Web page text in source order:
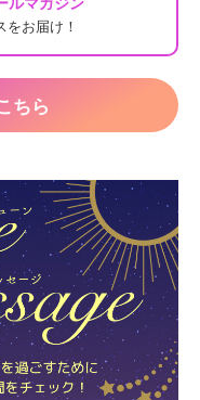
お届け！
ちら